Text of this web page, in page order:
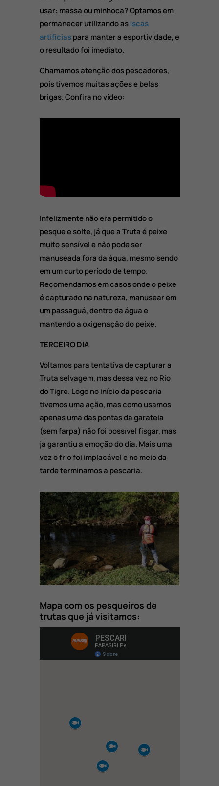
usar: massa ou minhoca? Optamos em
permanecer utilizando asiscas
artificiaspara manter a esportividade, e
o resultado foi imediato.
Chamamos atenção dos pescadores,
pois tivemos muitas ações e belas
brigas. Confira no vídeo:
Infelizmente não era permitido o
pesque e solte, já que a Truta é peixe
muito sensível e não pode ser
manuseada fora da água, mesmo sendo
em um curto período de tempo.
Recomendamos em casos onde o peixe
é capturado na natureza, manusear em
um passaguá, dentro da água e
mantendo a oxigenação do peixe.
TERCEIRO DIA
Voltamos para tentativa de capturar a
Truta selvagem, mas dessa vez no Rio
do Tigre. Logo no início da pescaria
tivemos uma ação, mas como usamos
apenas uma das pontas da garateia
(sem farpa) não foi possível fisgar, mas
já garantiu a emoção do dia. Mais uma
vez o frio foi implacável e no meio da
tarde terminamos a pescaria.
Mapa com os pesqueiros de
trutas que já visitamos: